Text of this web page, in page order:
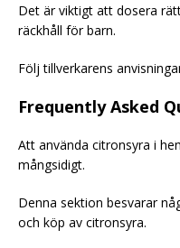
Det är viktigt att dosera
räckhåll för barn.
Följ tillverkarens
Frequently Asked
Att använda citronsyra i
mångsidigt.
Denna sektion besvarar
och köp av citronsyra.